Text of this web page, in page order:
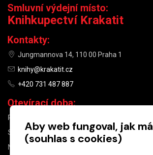
Smluvní výdejní místo:
Knihkupectví Krakatit
Kontakty:
Jungmannova 14, 110 00 Praha 1
knihy@krakatit.cz
+420 731 487 887
Otevírací doba:
PO–PÁ
SO
10:00–13:00
NE
Aby web fungoval, jak má
(souhlas s cookies)